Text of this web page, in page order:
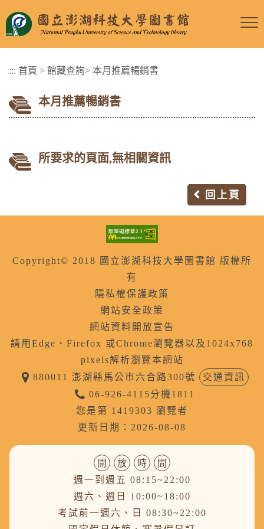
::: 首頁 > 館藏查詢> 本月推薦暢銷書
本月推薦暢銷書
所要求的頁面,無相關資訊
回上頁
Copyright© 2018 國立澎湖科技大學圖書館 版權所
有
隱私權保護政策
網站安全政策
網站資料開放宣告
請用Edge、Firefox 或Chrome瀏覽器以及1024x768
pixels解析瀏覽本網站
880011 澎湖縣馬公市六合路300號
交通資訊
06-926-4115分機1811
您是第 1419303 瀏覽者
更新日期：2026-08-08
開 放 時
間
週一到週五 08:15~22:00
週六、週日 10:00~18:00
考試前一週六、日 08:30~22:00